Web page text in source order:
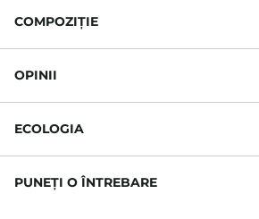
COMPOZIŢIE
OPINII
ECOLOGIA
PUNEȚI O ÎNTREBARE